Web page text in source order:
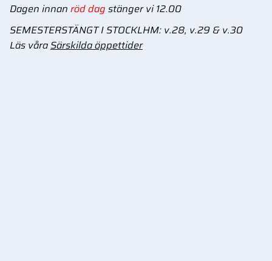
Dagen innan röd dag stänger vi 12.00
SEMESTERSTÄNGT I STOCKLHM: v.28, v.29 & v.30
Läs våraSärskilda öppettider